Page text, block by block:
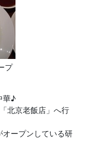
プ
華♪
北京老飯店」へ行
ープンしている研